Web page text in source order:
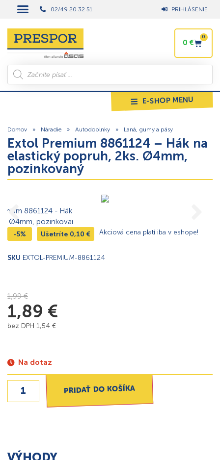
02/49 20 32 51 PRIHLÁSENIE
0 €
0
E-SHOP MENU
Domov » Náradie » Autodoplnky » Laná, gumy a pásy
Extol Premium 8861124 – Hák na
elastický popruh, 2ks. Ø4mm,
pozinkovaný
-5% Ušetríte 0,10 € Akciová cena platí iba v eshope!
SKU EXTOL-PREMIUM-8861124
1,99€
1,89 €
bez DPH 1,54 €
Na dotaz
PRIDAŤ DO KOŠÍKA